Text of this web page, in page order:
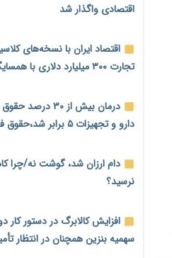
اقتصادی واگذار شد
اقتصاد ایران با نسخه‌های
تجارت ۳۰۰ میلیارد دلاری با همسایگان وجود دارد
درمان بیش از ۳۰
دارو و تجهیزات ۵ برابر شد،حقوق فقط ۱.۲ برابر افزایش یافت
دام ارزان شد، گوشت نه/چرا
نرسید؟
افزایش کالابرگ در دستور
سهمیه بنزین همچنان در انتظار